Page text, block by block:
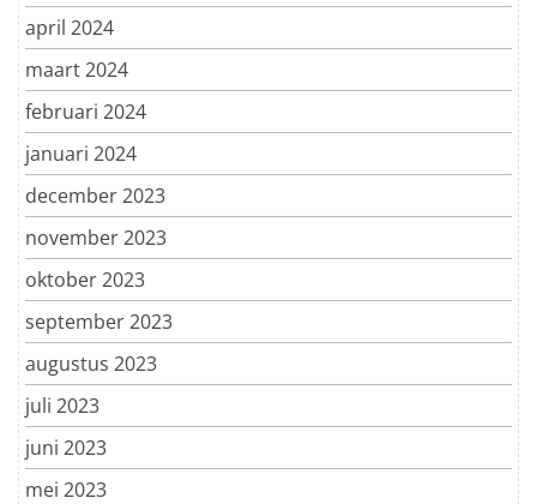
april 2024
maart 2024
februari 2024
januari 2024
december 2023
november 2023
oktober 2023
september 2023
augustus 2023
juli 2023
juni 2023
mei 2023